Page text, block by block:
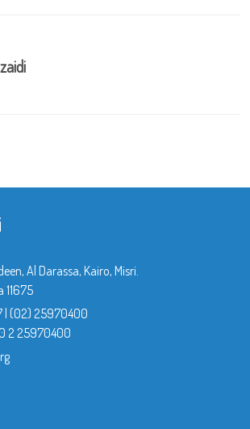
Al Darassa, Kairo, Misri.
11675
| (02) 25970400
2 25970400